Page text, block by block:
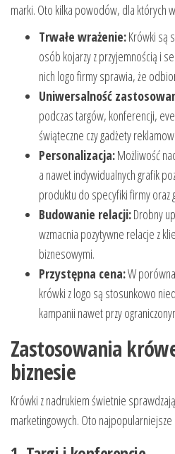
marki. Oto kilka powodów, dla których
Trwałe wrażenie:Krówki są
osób kojarzy z przyjemnością i
nich logo firmy sprawia, że
Uniwersalność
podczas targów, konferencji,
świąteczne czy gadżety
Personalizacja:Możliwość
a nawet indywidualnych grafik
produktu do specyfiki firmy oraz
Budowanie relacji:Drobny
wzmacnia pozytywne relacje z
biznesowymi.
Przystępna cena:W
krówki z logo są stosunkowo
kampanii nawet przy
Zastosowania
biznesie
Krówki z nadrukiem świetnie
marketingowych. Oto